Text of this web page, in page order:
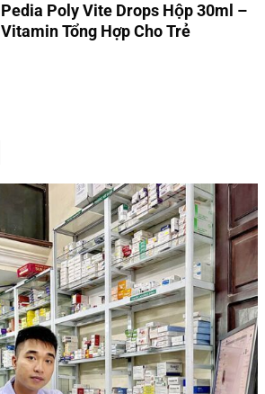
Pedia Poly Vite Drops Hộp 30ml –
Vitamin Tổng Hợp Cho Trẻ